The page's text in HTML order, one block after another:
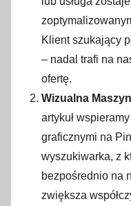
Klient szukający
– nadal trafi na
ofertę.
Wizualna
artykuł
graficznymi na
wyszukiwarka, z
bezpośrednio na
zwiększa